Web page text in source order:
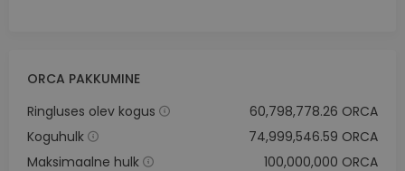
ORCA PAKKUMINE
Ringluses olev kogus
60,798,778.26 ORCA
Koguhulk
74,999,546.59 ORCA
Maksimaalne hulk
100,000,000 ORCA